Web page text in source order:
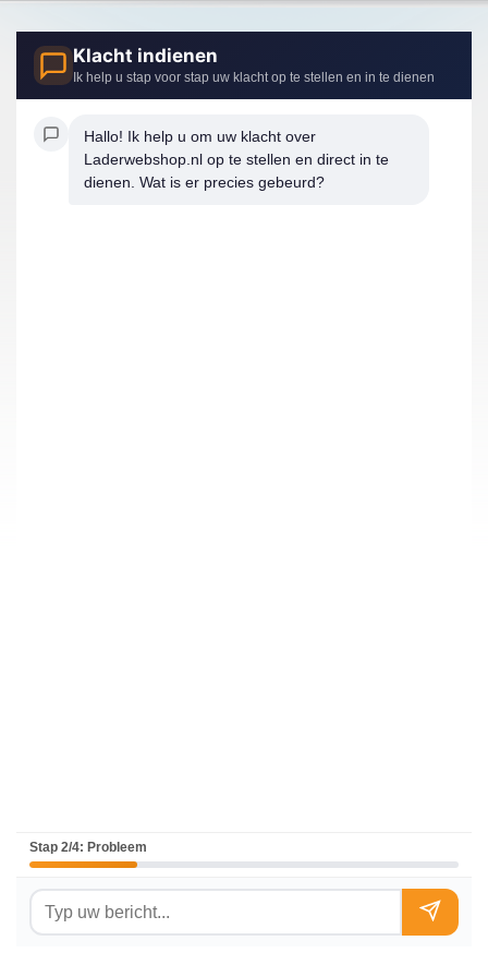
Klacht indienen
Ik help u stap voor stap uw klacht op te stellen en in te dienen
Hallo! Ik help u om uw klacht over
Laderwebshop.nl op te stellen en direct in te
dienen. Wat is er precies gebeurd?
Stap 2/4: Probleem